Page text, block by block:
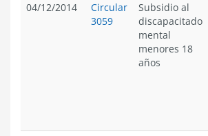
04/12/2014
Circular
3059
Subsidio al
discapacitado
mental
menores 18
años